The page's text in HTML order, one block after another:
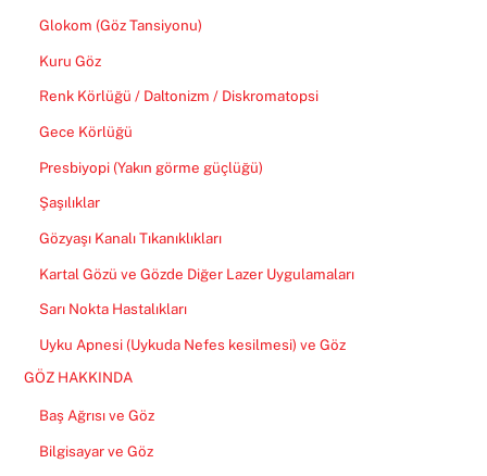
Glokom (Göz Tansiyonu)
Kuru Göz
Renk Körlüğü / Daltonizm / Diskromatopsi
Gece Körlüğü
Presbiyopi (Yakın görme güçlüğü)
Şaşılıklar
Gözyaşı Kanalı Tıkanıklıkları
Kartal Gözü ve Gözde Diğer Lazer Uygulamaları
Sarı Nokta Hastalıkları
Uyku Apnesi (Uykuda Nefes kesilmesi) ve Göz
GÖZ HAKKINDA
Baş Ağrısı ve Göz
Bilgisayar ve Göz